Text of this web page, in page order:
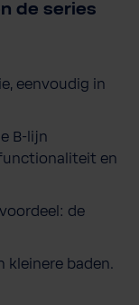
de series
eenvoudig in
B-lijn
en
de
kleinere baden.